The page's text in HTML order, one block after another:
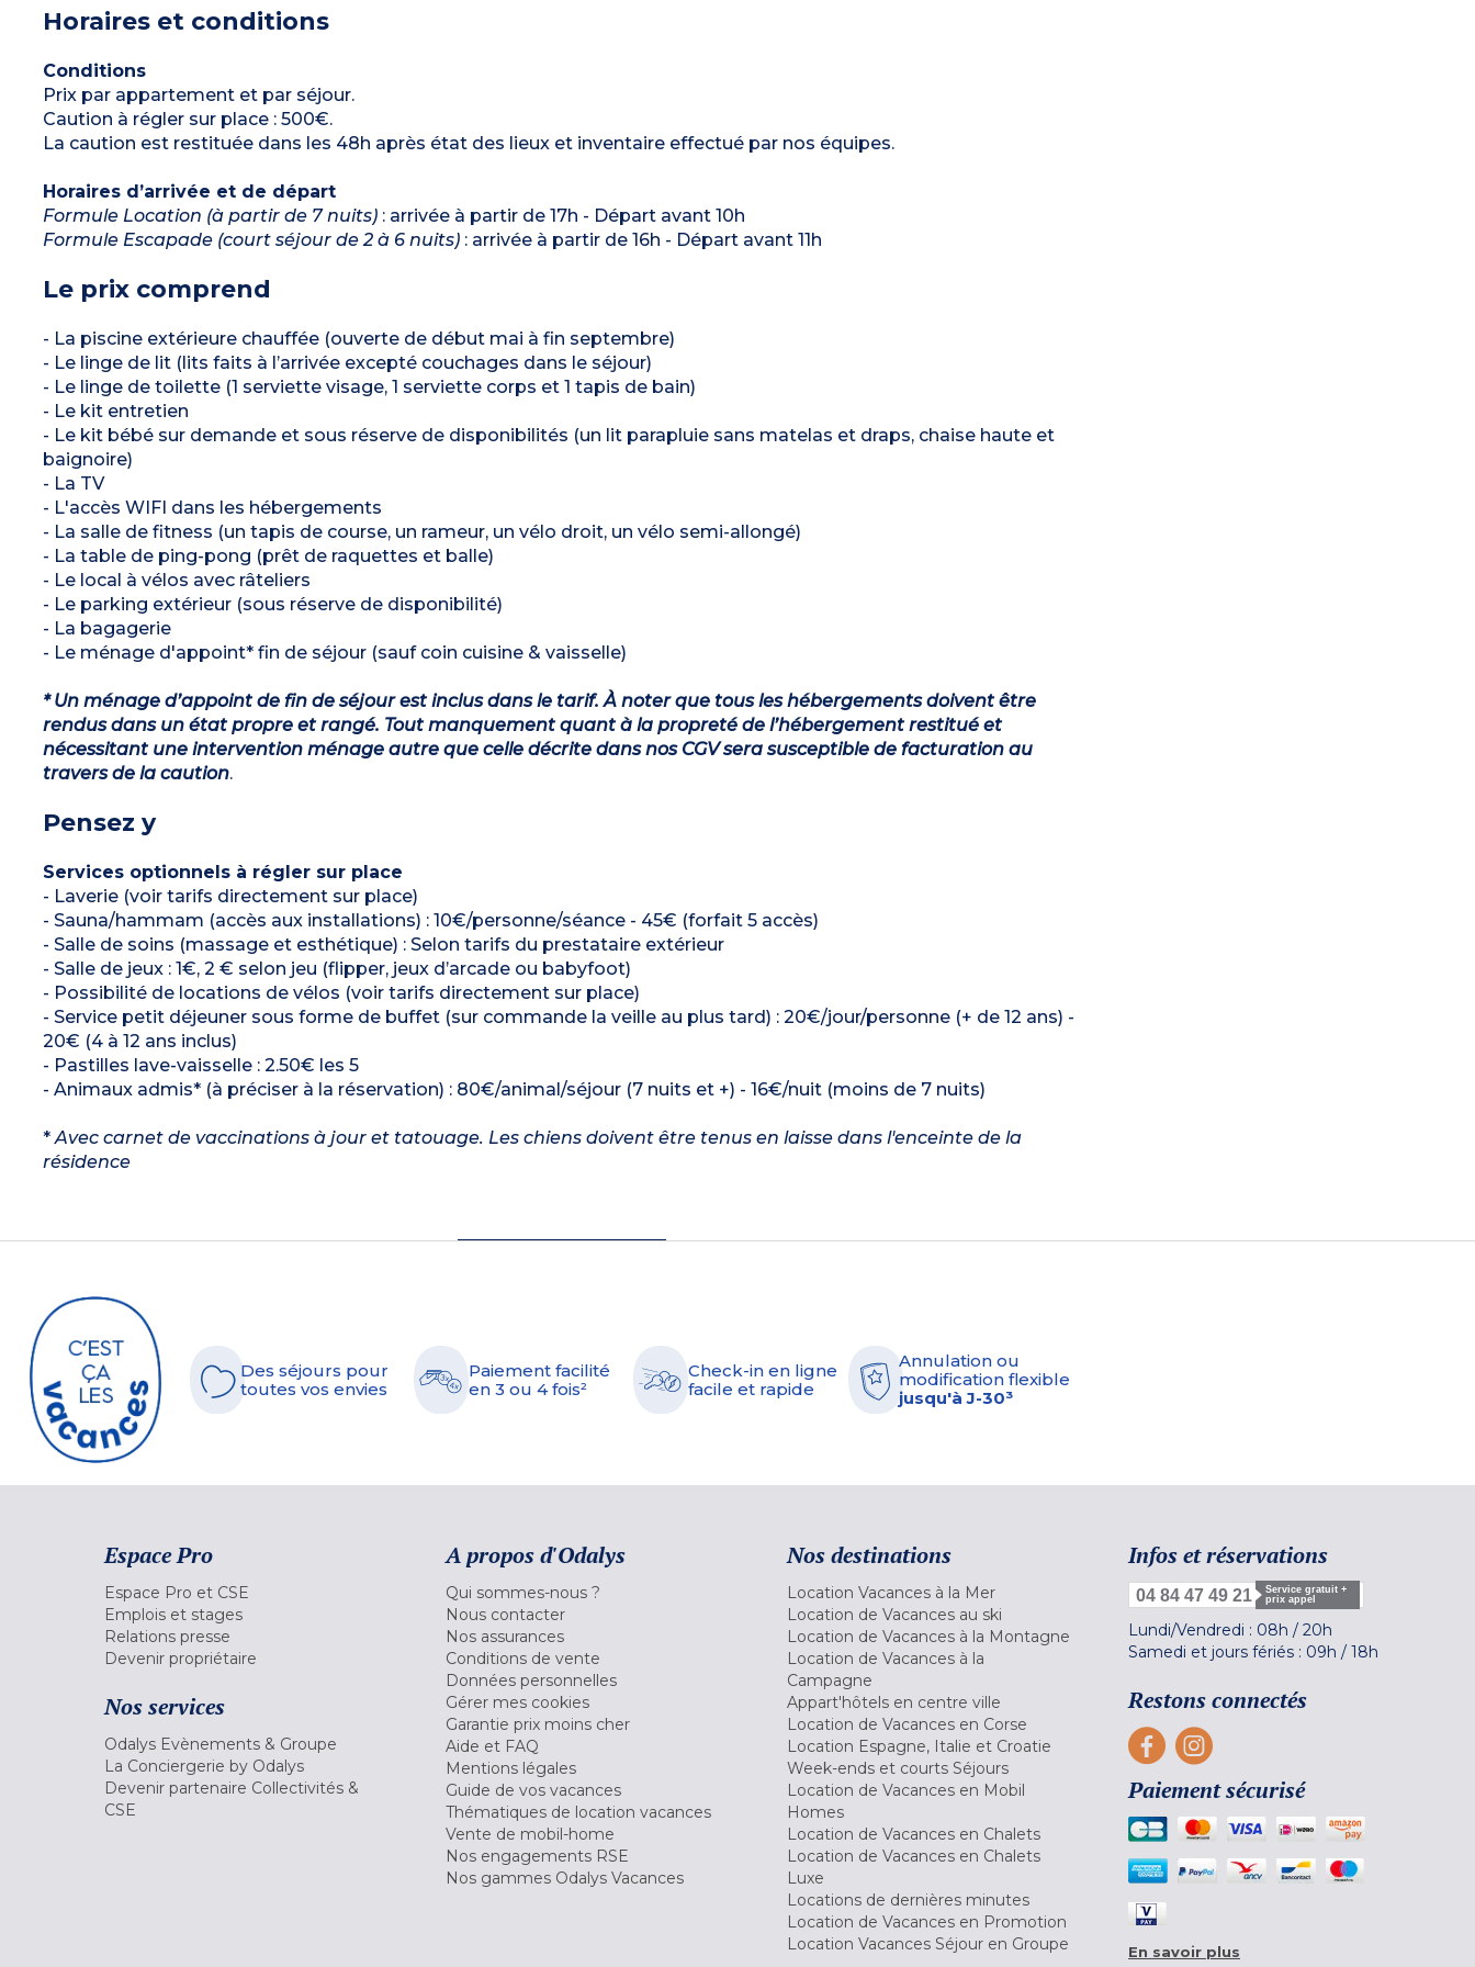
- * Une seule salle de bain avec douche dans
appartement pour personne à mobilité réduite
d’entretien ne sont pas fournis
sont pas fournis.)
Chambre avec 2 lits simples ou zippés
Salle de bain avec douche (avec sèche-cheveux)
Capacité d'accueil maximal : 6 personnes
bébé inclus
Horaires et conditions
Conditions
Prix par appartement et par séjour.
Caution à régler sur place : 500€.
La caution est restituée dans les 48h après état des lieux et inventaire effectué par nos équipes.
Horaires d’arrivée et de départ
Formule Location (à partir de 7 nuits): arrivée à partir de 17h - Départ avant 10h
Formule Escapade (court séjour de 2 à 6 nuits): arrivée à partir de 16h - Départ avant 11h
Le prix comprend
- La piscine extérieure chauffée (ouverte de début mai à fin septembre)
- Le linge de lit (lits faits à l’arrivée excepté couchages dans le séjour)
- Le linge de toilette (1 serviette visage, 1 serviette corps et 1 tapis de bain)
- Le kit entretien
- Le kit bébé sur demande et sous réserve de disponibilités (un lit parapluie sans matelas et draps, chaise haute et
baignoire)
- La TV
- L'accès WIFI dans les hébergements
- La salle de fitness (un tapis de course, un rameur, un vélo droit, un vélo semi-allongé)
- La table de ping-pong (prêt de raquettes et balle)
- Le local à vélos avec râteliers
- Le parking extérieur (sous réserve de disponibilité)
- La bagagerie
- Le ménage d'appoint* fin de séjour (sauf coin cuisine & vaisselle)
* Un ménage d’appoint de fin de séjour est inclus dans le tarif. À noter que tous les hébergements doivent être
rendus dans un état propre et rangé. Tout manquement quant à la propreté de l’hébergement restitué et
nécessitant une intervention ménage autre que celle décrite dans nos CGV sera susceptible de facturation au
travers de la caution.
Pensez y
Services optionnels à régler sur place
- Laverie (voir tarifs directement sur place)
- Sauna/hammam (accès aux installations) : 10€/personne/séance - 45€ (forfait 5 accès)
- Salle de soins (massage et esthétique) : Selon tarifs du prestataire extérieur
- Salle de jeux : 1€, 2 € selon jeu (flipper, jeux d’arcade ou babyfoot)
- Possibilité de locations de vélos (voir tarifs directement sur place)
- Service petit déjeuner sous forme de buffet (sur commande la veille au plus tard) : 20€/jour/personne (+ de 12 ans) -
20€ (4 à 12 ans inclus)
- Pastilles lave-vaisselle : 2.50€ les 5
- Animaux admis* (à préciser à la réservation) : 80€/animal/séjour (7 nuits et +) - 16€/nuit (moins de 7 nuits)
*Avec carnet de vaccinations à jour et tatouage. Les chiens doivent être tenus en laisse dans l'enceinte de la
résidence
Des séjours pour
toutes vos envies
Paiement facilité
en 3 ou 4 fois²
Check-in en ligne
facile et rapide
Annulation ou
modification flexible
jusqu'à J-30³
Espace Pro
Espace Pro et CSE
Emplois et stages
Relations presse
Devenir propriétaire
Nos services
Odalys Evènements & Groupe
La Conciergerie by Odalys
Devenir partenaire Collectivités &
CSE
A propos d'Odalys
Qui sommes-nous ?
Nous contacter
Nos assurances
Conditions de vente
Données personnelles
Gérer mes cookies
Garantie prix moins cher
Aide et FAQ
Mentions légales
Guide de vos vacances
Thématiques de location vacances
Vente de mobil-home
Nos engagements RSE
Nos gammes Odalys Vacances
Nos destinations
Location Vacances à la Mer
Location de Vacances au ski
Location de Vacances à la Montagne
Location de Vacances à la
Campagne
Appart'hôtels en centre ville
Location de Vacances en Corse
Location Espagne, Italie et Croatie
Week-ends et courts Séjours
Location de Vacances en Mobil
Homes
Location de Vacances en Chalets
Location de Vacances en Chalets
Luxe
Locations de dernières minutes
Location de Vacances en Promotion
Location Vacances Séjour en Groupe
Infos et réservations
04 84 47 49 21
Service gratuit +
prix appel
Lundi/Vendredi : 08h / 20h
Samedi et jours fériés : 09h / 18h
Restons connectés
Paiement sécurisé
En savoir plus